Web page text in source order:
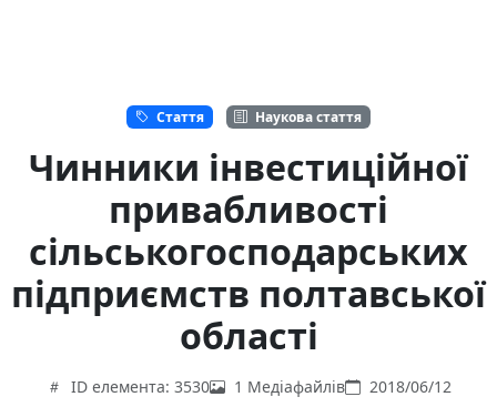
Стаття Наукова стаття
Чинники інвестиційної
привабливості
сільськогосподарських
підприємств полтавської
області
ID елемента: 3530 1 Медіафайлів 2018/06/12